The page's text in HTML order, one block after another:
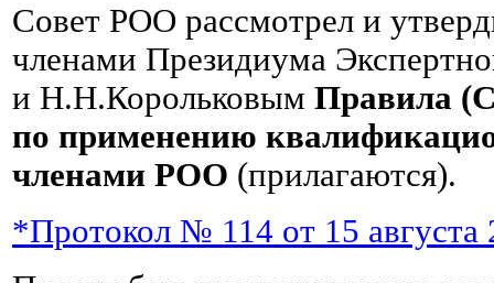
Совет РОО рассмотрел и
членами Президиума
и Н.Н.Корольковым Правила
по применению
членами РОО (прилагаются).
*Протокол № 114 от 15 августа